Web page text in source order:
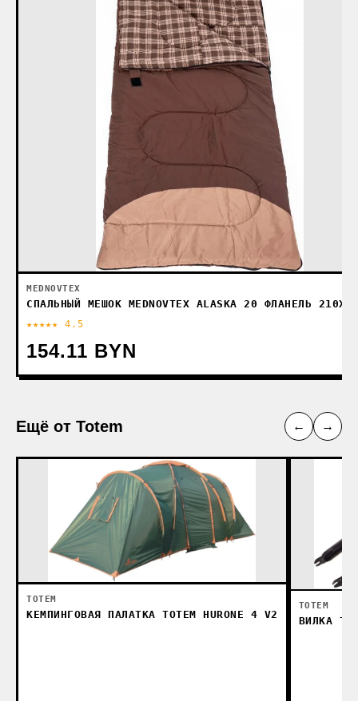
MEDNOVTEX
СПАЛЬНЫЙ МЕШОК MEDNOVTEX ALASKA 20 ФЛАНЕЛЬ
★★★★★ 4.5
154.11 BYN
Ещё от Totem ← →
TOTEM
КЕМПИНГОВАЯ ПАЛАТКА TOTEM HURONE 4 V2
TOTEM
ВИЛКА